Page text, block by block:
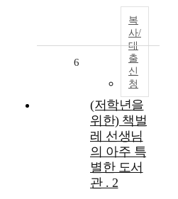
복
사/
대
출
신
청
6
(저학년을
위한) 책벌
레 선생님
의 아주 특
별한 도서
관 . 2